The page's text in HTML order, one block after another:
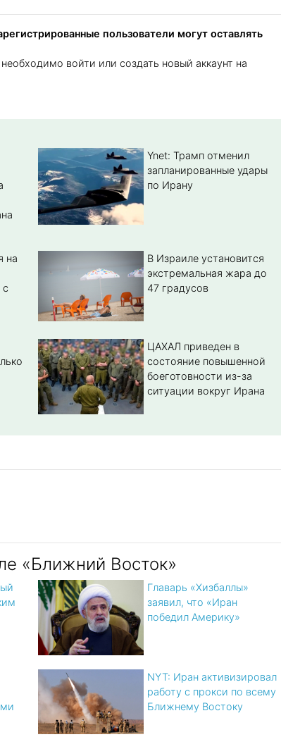
пользователи могут оставлять
войти или создать новый аккаунт на
Ynet: Трамп отменил
запланированные удары
по Ирану
на
с
В Израиле установится
экстремальная жара до
47 градусов
ЦАХАЛ приведен в
состояние повышенной
боеготовности из-за
ситуации вокруг Ирана
«Ближний Восток»
Главарь «Хизбаллы»
заявил, что «Иран
победил Америку»
NYT: Иран активизировал
работу с прокси по всему
Ближнему Востоку